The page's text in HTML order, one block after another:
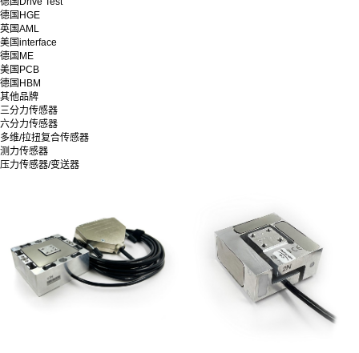
德国HGE
英国AML
美国interface
德国ME
美国PCB
德国HBM
其他品牌
三分力传感器
六分力传感器
多维/拉扭复合传感器
测力传感器
压力传感器/变送器